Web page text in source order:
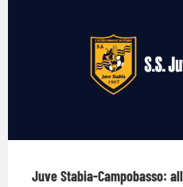
Juve Stabia-Campobasso: